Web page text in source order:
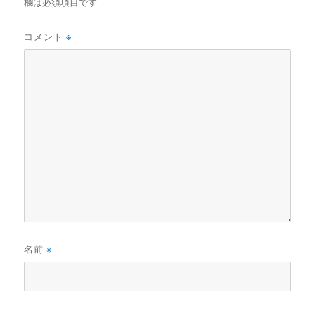
コメント※
名前※